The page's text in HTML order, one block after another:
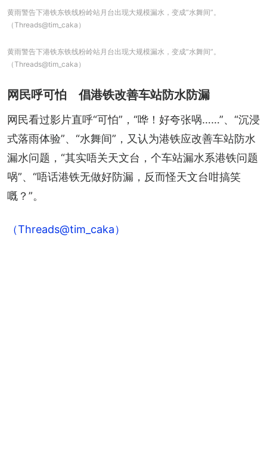
黄雨警告下港铁东铁线粉岭站月台出现大规模漏水，变成“水舞间”。
（Threads@tim_caka）
黄雨警告下港铁东铁线粉岭站月台出现大规模漏水，变成“水舞间”。
（Threads@tim_caka）
网民呼可怕 倡港铁改善车站防水防漏
网民看过影片直呼“可怕”，“哗！好夸张㖞……”、“沉浸
式落雨体验”、“水舞间”，又认为港铁应改善车站防水
漏水问题，“其实唔关天文台，个车站漏水系港铁问题
㖞”、“唔话港铁无做好防漏，反而怪天文台咁搞笑
嘅？”。
（Threads@tim_caka）